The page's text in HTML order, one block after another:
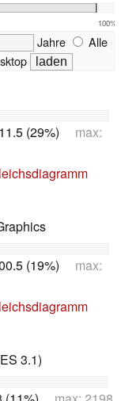
100%
Jahre
Alle
(29%) max:
(19%) max:
3.1)